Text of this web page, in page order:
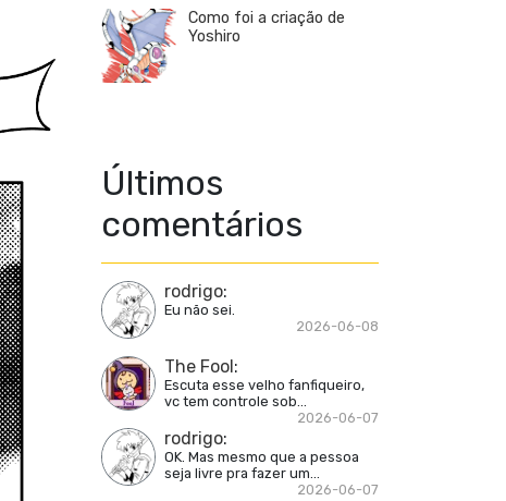
Como foi a criação de
Yoshiro
Últimos
comentários
rodrigo:
Eu não sei.
2026-06-08
The Fool:
Escuta esse velho fanfiqueiro,
vc tem controle sob...
2026-06-07
rodrigo:
OK. Mas mesmo que a pessoa
seja livre pra fazer um...
2026-06-07